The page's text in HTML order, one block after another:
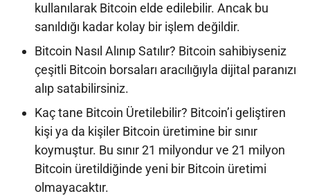
kullanılarak Bitcoin elde edilebilir. Ancak bu
sanıldığı kadar kolay bir işlem değildir.
Bitcoin Nasıl Alınıp Satılır? Bitcoin sahibiyseniz
çeşitli Bitcoin borsaları aracılığıyla dijital paranızı
alıp satabilirsiniz.
Kaç tane Bitcoin Üretilebilir? Bitcoin’i geliştiren
kişi ya da kişiler Bitcoin üretimine bir sınır
koymuştur. Bu sınır 21 milyondur ve 21 milyon
Bitcoin üretildiğinde yeni bir Bitcoin üretimi
olmayacaktır.